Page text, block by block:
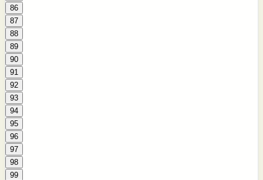
86
87
88
89
90
91
92
93
94
95
96
97
98
99